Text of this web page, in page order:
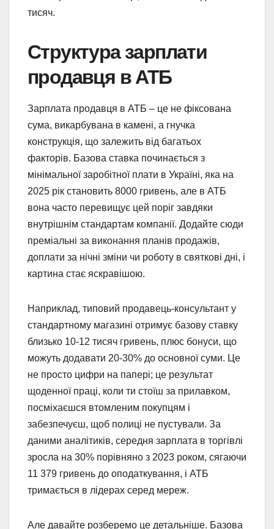
тисяч.
Структура зарплати
продавця в АТБ
Зарплата продавця в АТБ – це не фіксована
сума, викарбувана в камені, а гнучка
конструкція, що залежить від багатьох
факторів. Базова ставка починається з
мінімальної заробітної плати в Україні, яка на
2025 рік становить 8000 гривень, але в АТБ
вона часто перевищує цей поріг завдяки
внутрішнім стандартам компанії. Додайте сюди
преміальні за виконання планів продажів,
доплати за нічні зміни чи роботу в святкові дні, і
картина стає яскравішою.
Наприклад, типовий продавець-консультант у
стандартному магазині отримує базову ставку
близько 10-12 тисяч гривень, плюс бонуси, що
можуть додавати 20-30% до основної суми. Це
не просто цифри на папері; це результат
щоденної праці, коли ти стоїш за прилавком,
посміхаєшся втомленим покупцям і
забезпечуєш, щоб полиці не пустували. За
даними аналітиків, середня зарплата в торгівлі
зросла на 30% порівняно з 2023 роком, сягаючи
11 379 гривень до оподаткування, і АТБ
тримається в лідерах серед мереж.
Але давайте розберемо це детальніше. Базова